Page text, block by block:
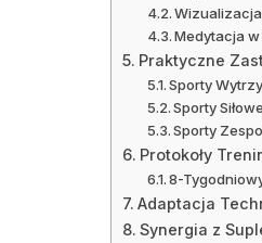
Medytacja w
Praktyczne
Sporty
Sporty
Sporty
Protokoły
8-
Adaptacja
Synergia z